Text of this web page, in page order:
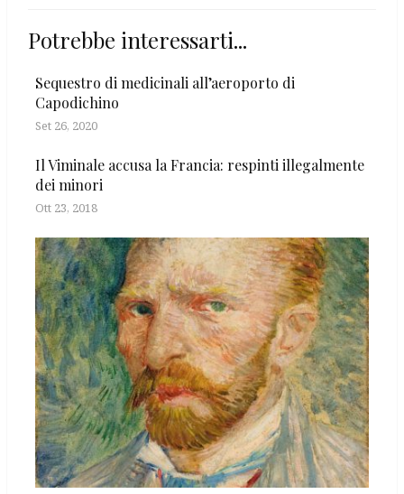
Potrebbe interessarti...
Sequestro di medicinali all’aeroporto di
Capodichino
Set 26, 2020
Il Viminale accusa la Francia: respinti illegalmente
dei minori
Ott 23, 2018